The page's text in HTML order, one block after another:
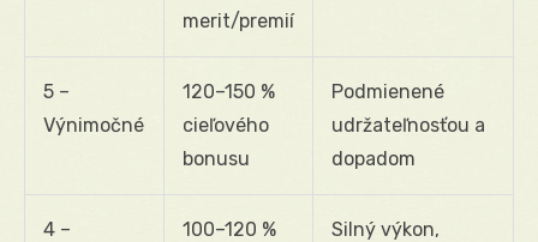
merit/premií
5 –
Výnimočné
120–150 %
cieľového
bonusu
Podmienené
udržateľnosťou a
dopadom
4 –
100–120 %
Silný výkon,